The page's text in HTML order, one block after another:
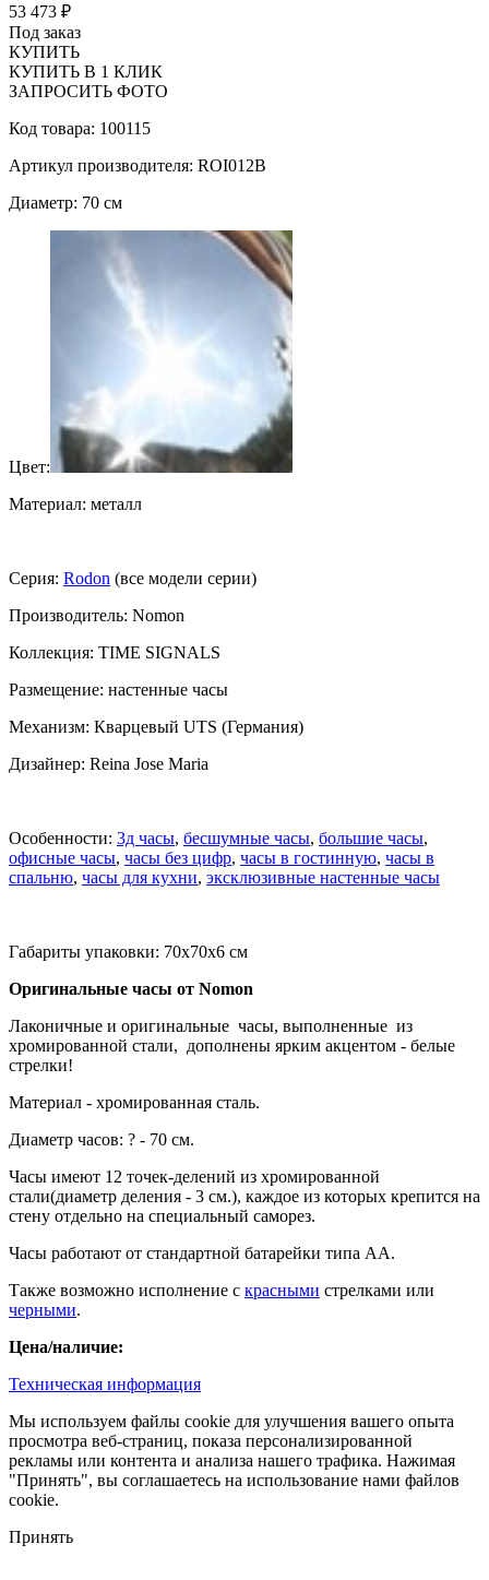
53 473 ₽
Под заказ
КУПИТЬ
КУПИТЬ В 1 КЛИК
ЗАПРОСИТЬ ФОТО
Код товара: 100115
Артикул производителя: ROI012B
Диаметр: 70 см
Цвет:
Материал: металл
Серия: Rodon (все модели серии)
Производитель: Nomon
Коллекция: TIME SIGNALS
Размещение: настенные часы
Механизм: Кварцевый UTS (Германия)
Дизайнер: Reina Jose Maria
Особенности: 3д часы, бесшумные часы, большие часы,
офисные часы, часы без цифр, часы в гостинную, часы в
спальню, часы для кухни, эксклюзивные настенные часы
Габариты упаковки: 70х70х6 см
Оригинальные часы от Nomon
Лаконичные и оригинальные часы, выполненные из
хромированной стали, дополнены ярким акцентом - белые
стрелки!
Материал - хромированная сталь.
Диаметр часов: ? - 70 см.
Часы имеют 12 точек-делений из хромированной
стали(диаметр деления - 3 см.), каждое из которых крепится на
стену отдельно на специальный саморез.
Часы работают от стандартной батарейки типа АА.
Также возможно исполнение с красными стрелками или
черными.
Цена/наличие:
Техническая информация
Мы используем файлы cookie для улучшения вашего опыта
просмотра веб-страниц, показа персонализированной
рекламы или контента и анализа нашего трафика. Нажимая
"Принять", вы соглашаетесь на использование нами файлов
cookie.
Принять